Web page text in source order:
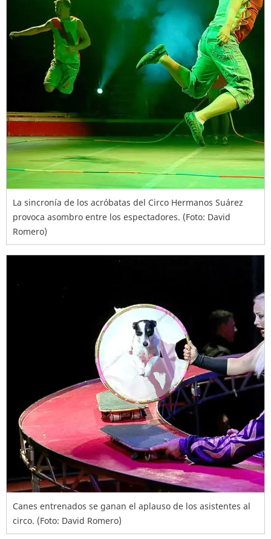
La sincronía de los acróbatas del Circo Hermanos Suárez
provoca asombro entre los espectadores. (Foto: David
Romero)
Canes entrenados se ganan el aplauso de los asistentes al
circo. (Foto: David Romero)